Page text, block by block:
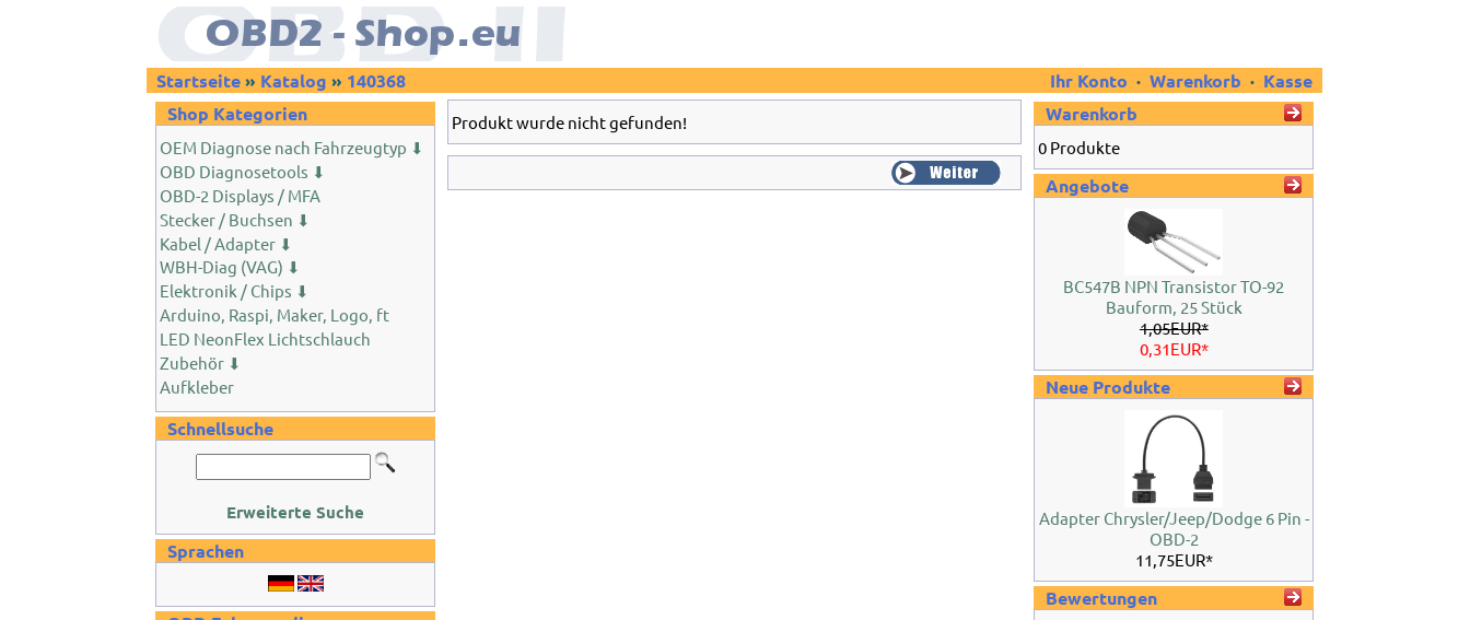
Startseite» Katalog » 140368 Ihr Konto ·Warenkorb · Kasse
Shop Kategorien
OEM Diagnose nach Fahrzeugtyp ⬇
OBD Diagnosetools ⬇
OBD-2 Displays / MFA
Stecker / Buchsen ⬇
Kabel / Adapter ⬇
WBH-Diag (VAG) ⬇
Elektronik / Chips ⬇
Arduino, Raspi, Maker, Logo, ft
LED NeonFlex Lichtschlauch
Zubehör ⬇
Aufkleber
Schnellsuche
Erweiterte Suche
Sprachen
Produkt wurde nicht gefunden! Warenkorb
0 Produkte
Angebote
BC547B NPN Transistor TO-92
Bauform, 25 Stück
1,05EUR*
0,31EUR*
Neue Produkte
Adapter Chrysler/Jeep/Dodge 6 Pin -
OBD-2
11,75EUR*
Bewertungen